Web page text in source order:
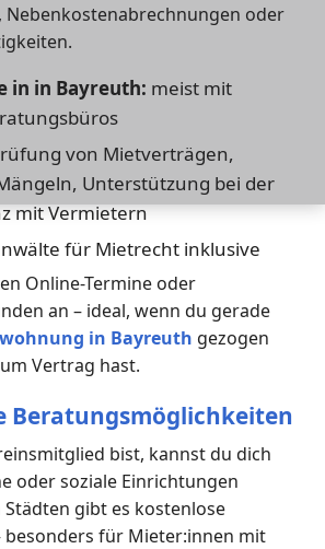
oder
in in Bayreuth: meist mit
von Mietverträgen,
Unterstützung bei der
mit Vermietern
für Mietrecht inklusive
Online-Termine oder
an – ideal, wenn du gerade
wohnung in Bayreuth gezogen
Vertrag hast.
Beratungsmöglichkeiten
bist, kannst du dich
oder soziale Einrichtungen
gibt es kostenlose
besonders für Mieter:innen mit